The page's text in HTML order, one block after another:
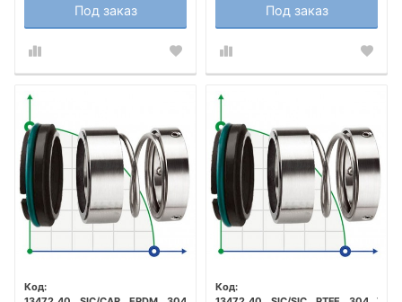
Под заказ Под заказ